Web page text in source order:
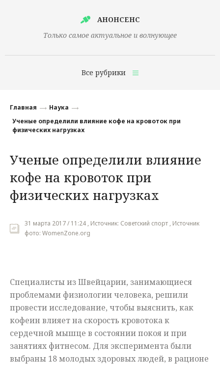
АНОНСЕНС
Только самое актуальное и волнующее
Все рубрики
Финансы
Наука
Культура
Общество
Мнения
Главная
Наука
Ученые определили влияние кофе на кровоток при
физических нагрузках
Ученые определили влияние
кофе на кровоток при
физических нагрузках
31 марта 2017 / 11:24 , Источник: Советский спорт , Источник
фото: WomenZone.org
Специалисты из Швейцарии, занимающиеся
проблемами физиологии человека, решили
провести исследование, чтобы выяснить, как
кофеин влияет на скорость кровотока к
сердечной мышце в состоянии покоя и при
занятиях фитнесом. Для эксперимента были
выбраны 18 молодых здоровых людей, в рационе